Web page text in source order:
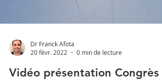
Dr Franck Afota
20 févr. 2022
0 min de lecture
Vidéo présentation Congrès